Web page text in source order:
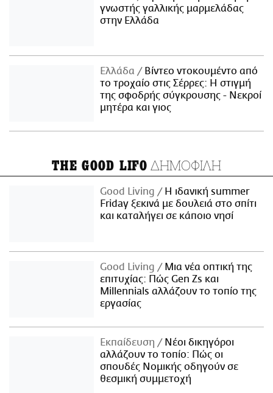
γνωστής γαλλικής μαρμελάδας
στην Ελλάδα
Ελλάδα
Βίντεο ντοκουμέντο από
το τροχαίο στις Σέρρες: Η στιγμή
της σφοδρής σύγκρουσης - Νεκροί
μητέρα και γιος
THE GOOD LIFO ΔΗΜΟΦΙΛΗ
Good Living
Η ιδανική summer
Friday ξεκινά με δουλειά στο σπίτι
και καταλήγει σε κάποιο νησί
Good Living
Μια νέα οπτική της
επιτυχίας: Πώς Gen Zs και
Millennials αλλάζουν το τοπίο της
εργασίας
Εκπαίδευση
Νέοι δικηγόροι
αλλάζουν το τοπίο: Πώς οι
σπουδές Νομικής οδηγούν σε
θεσμική συμμετοχή